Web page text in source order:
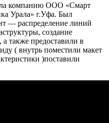
компанию ООО «Смарт
Урала» г.Уфа. Был
— распределение линий
создание
также предоставили в
( внутрь поместили макет
)поставили